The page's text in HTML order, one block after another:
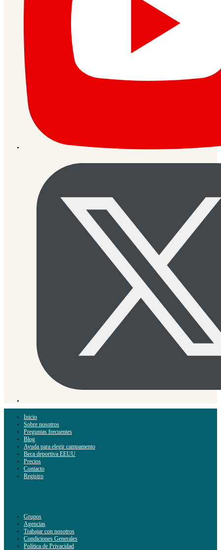
Inicio
Sobre nosotros
Preguntas frecuentes
Blog
Ayuda para elegir campamento
Beca deportiva EEUU
Precios
Contacto
Registro
Grupos
Agencias
Trabajar con nosotros
Condiciones Generales
Política de Privacidad